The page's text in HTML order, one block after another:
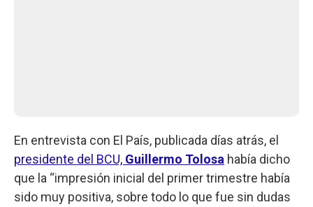
En entrevista con El País, publicada días atrás, el
presidente del BCU, Guillermo Tolosa había dicho
que la “impresión inicial del primer trimestre había
sido muy positiva, sobre todo lo que fue sin dudas